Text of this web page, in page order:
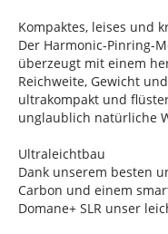
Kompaktes, leises und
Der Harmonic-Pinring-
überzeugt mit einem
Reichweite, Gewicht
ultrakompakt und
unglaublich natürliche
Ultraleichtbau
Dank unserem besten
Carbon und einem
Domane+ SLR unser